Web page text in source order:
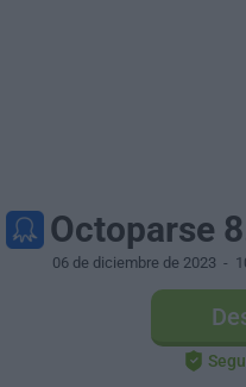
Octoparse
06 de diciembre de 2023 -